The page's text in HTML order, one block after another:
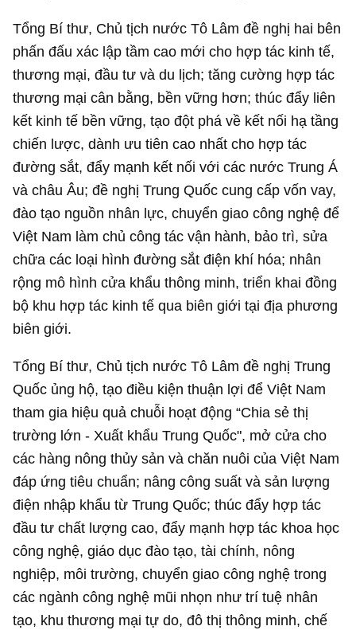
Tổng Bí thư, Chủ tịch nước Tô Lâm đề nghị hai bên
phấn đấu xác lập tầm cao mới cho hợp tác kinh tế,
thương mại, đầu tư và du lịch; tăng cường hợp tác
thương mại cân bằng, bền vững hơn; thúc đẩy liên
kết kinh tế bền vững, tạo đột phá về kết nối hạ tầng
chiến lược, dành ưu tiên cao nhất cho hợp tác
đường sắt, đẩy mạnh kết nối với các nước Trung Á
và châu Âu; đề nghị Trung Quốc cung cấp vốn vay,
đào tạo nguồn nhân lực, chuyển giao công nghệ để
Việt Nam làm chủ công tác vận hành, bảo trì, sửa
chữa các loại hình đường sắt điện khí hóa; nhân
rộng mô hình cửa khẩu thông minh, triển khai đồng
bộ khu hợp tác kinh tế qua biên giới tại địa phương
biên giới.
Tổng Bí thư, Chủ tịch nước Tô Lâm đề nghị Trung
Quốc ủng hộ, tạo điều kiện thuận lợi để Việt Nam
tham gia hiệu quả chuỗi hoạt động “Chia sẻ thị
trường lớn - Xuất khẩu Trung Quốc", mở cửa cho
các hàng nông thủy sản và chăn nuôi của Việt Nam
đáp ứng tiêu chuẩn; nâng công suất và sản lượng
điện nhập khẩu từ Trung Quốc; thúc đẩy hợp tác
đầu tư chất lượng cao, đẩy mạnh hợp tác khoa học
công nghệ, giáo dục đào tạo, tài chính, nông
nghiệp, môi trường, chuyển giao công nghệ trong
các ngành công nghệ mũi nhọn như trí tuệ nhân
tạo, khu thương mại tự do, đô thị thông minh, chế